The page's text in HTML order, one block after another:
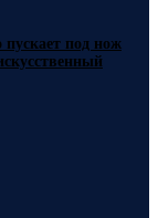
пускает под нож